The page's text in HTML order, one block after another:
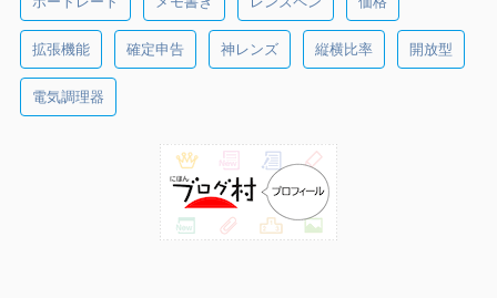
拡張機能 確定申告 神レンズ 縦横比率 開放型
電気調理器